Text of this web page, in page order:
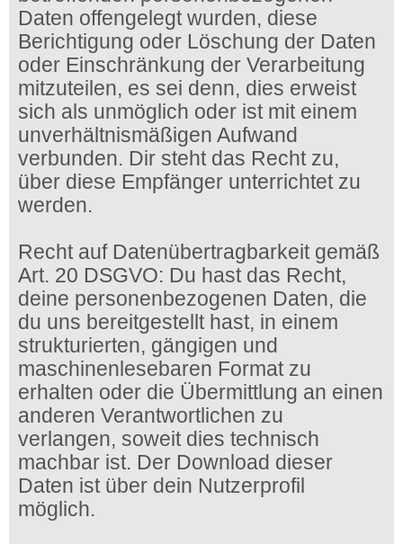
Daten offengelegt wurden, diese
Berichtigung oder Löschung der Daten
oder Einschränkung der Verarbeitung
mitzuteilen, es sei denn, dies erweist
sich als unmöglich oder ist mit einem
unverhältnismäßigen Aufwand
verbunden. Dir steht das Recht zu,
über diese Empfänger unterrichtet zu
werden.
Recht auf Datenübertragbarkeit gemäß
Art. 20 DSGVO: Du hast das Recht,
deine personenbezogenen Daten, die
du uns bereitgestellt hast, in einem
strukturierten, gängigen und
maschinenlesebaren Format zu
erhalten oder die Übermittlung an einen
anderen Verantwortlichen zu
verlangen, soweit dies technisch
machbar ist. Der Download dieser
Daten ist über dein Nutzerprofil
möglich.